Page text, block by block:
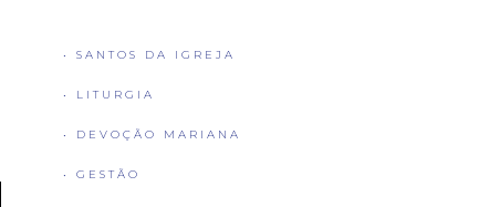
• SANTOS DA IGREJA
• LITURGIA
• DEVOÇÃO MARIANA
• GESTÃO